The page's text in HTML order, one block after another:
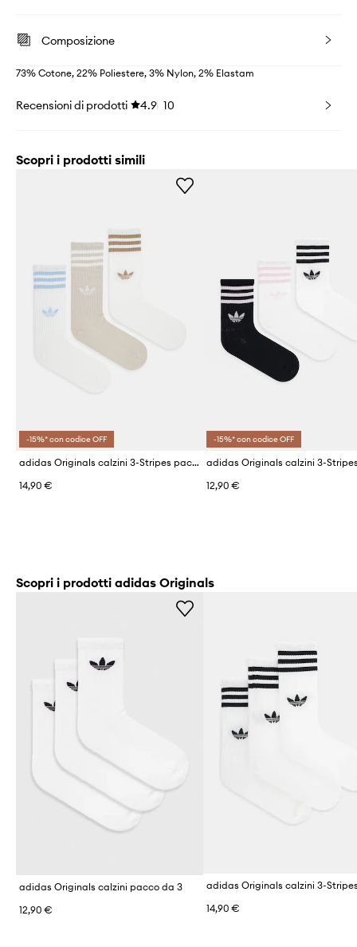
Composizione
73% Cotone, 22% Poliestere, 3% Nylon, 2% Elastam
Recensioni di prodotti 4.9 10
Scopri i prodotti simili
-15%* con codice OFF
adidas Originals calzini 3-Stripes pacco da 3
14,90 €
-15%* con codice OFF
12,90 €
Scopri i prodotti adidas Originals
adidas Originals calzini pacco da 3
12,90 €
14,90 €